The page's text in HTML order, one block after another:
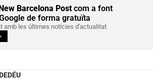
Barcelona Postcom a font
de forma gratuïta
amb les últimes notícies d'actualitat